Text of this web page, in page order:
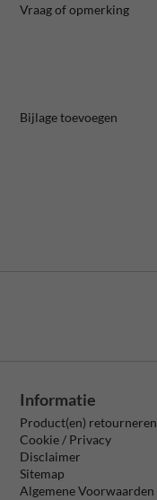
Vraag of opmerking
Bijlage toevoegen
Informatie
Product(en) retourneren
Cookie / Privacy
Disclaimer
Sitemap
Algemene Voorwaarden